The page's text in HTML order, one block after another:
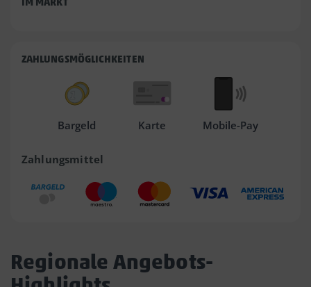
ZAHLUNGSMÖGLICHKEITEN
Bargeld Karte Mobile-Pay
Zahlungsmittel
Regionale Angebots-